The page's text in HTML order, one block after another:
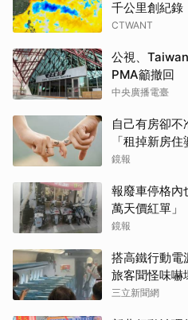
千公里創紀
CTWANT
公視、
PMA籲撤回
中央廣播電臺
自己有房卻
「租掉新房
詐3百萬我都沒
鏡報
報廢車停格內
萬天價紅單
議處
鏡報
搭高鐵行動
旅客聞怪味
三立新聞網